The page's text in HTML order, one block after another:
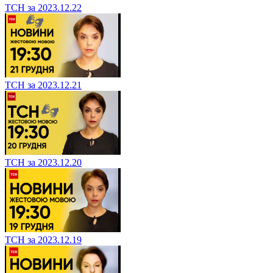
ТСН за 2023.12.22
ТСН за 2023.12.21
ТСН за 2023.12.20
ТСН за 2023.12.19